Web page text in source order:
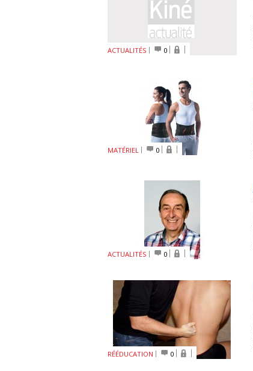
ACTUALITÉS 0
MATÉRIEL 0
ACTUALITÉS 0
RÉÉDUCATION 0